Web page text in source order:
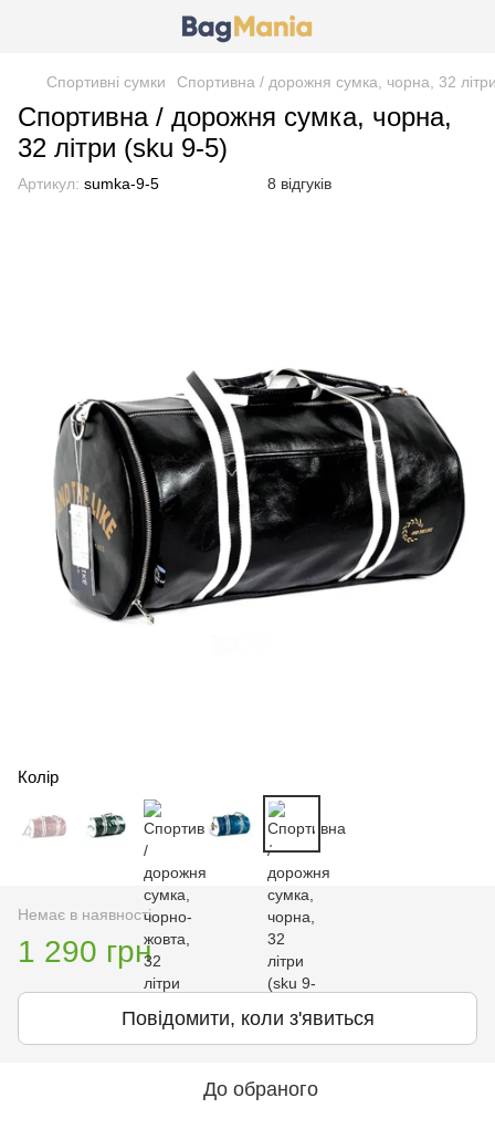
Спортивні сумки Спортивна / дорожня сумка, чорна, 32
Спортивна / дорожня сумка, чорна,
32 літри (sku 9-5)
Артикул: sumka-9-5 8 відгуків
Колір
Немає в наявності
1 290 грн
Повідомити, коли з'явиться
До обраного